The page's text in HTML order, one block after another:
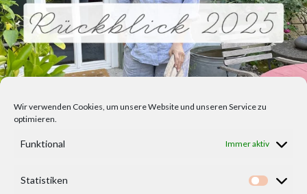
Wir verwenden Cookies, um unsere Website und unseren Service zu
optimieren.
Funktional Immer aktiv
Statistiken